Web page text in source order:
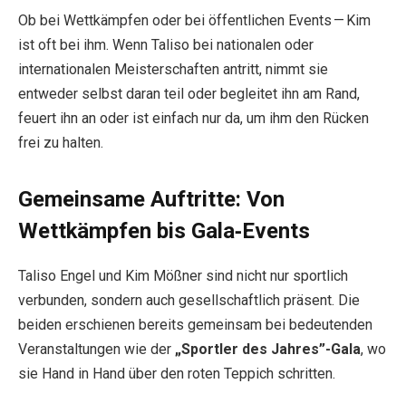
Ob bei Wettkämpfen oder bei öffentlichen Events — Kim
ist oft bei ihm. Wenn Taliso bei nationalen oder
internationalen Meisterschaften antritt, nimmt sie
entweder selbst daran teil oder begleitet ihn am Rand,
feuert ihn an oder ist einfach nur da, um ihm den Rücken
frei zu halten.
Gemeinsame Auftritte: Von
Wettkämpfen bis Gala‑Events
Taliso Engel und Kim Mößner sind nicht nur sportlich
verbunden, sondern auch gesellschaftlich präsent. Die
beiden erschienen bereits gemeinsam bei bedeutenden
Veranstaltungen wie der „Sportler des Jahres”-Gala, wo
sie Hand in Hand über den roten Teppich schritten.